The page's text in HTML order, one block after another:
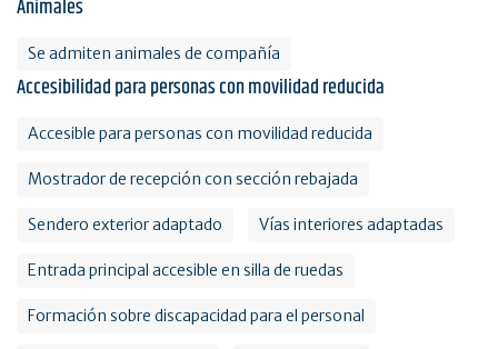
Animales
Se admiten animales de compañía
Accesibilidad para personas con movilidad reducida
Accesible para personas con movilidad reducida
Mostrador de recepción con sección rebajada
Sendero exterior adaptado Vías interiores adaptadas
Entrada principal accesible en silla de ruedas
Formación sobre discapacidad para el personal